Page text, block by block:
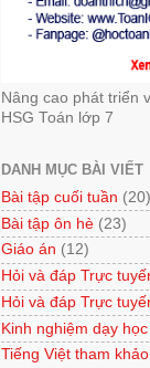
Nâng cao phát triển
HSG Toán lớp 7
DANH MỤC BÀI VIẾT
Bài tập cuối tuần (20)
Bài tập ôn hè (23)
Giáo án (12)
Hỏi và đáp Trực
Hỏi và đáp Trực
Kinh nghiệm dạy học
Tiếng Việt tham khảo